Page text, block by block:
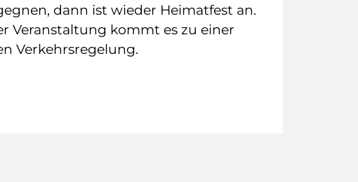
dann ist wieder Heimatfest an.
Veranstaltung kommt es zu einer
Verkehrsregelung.